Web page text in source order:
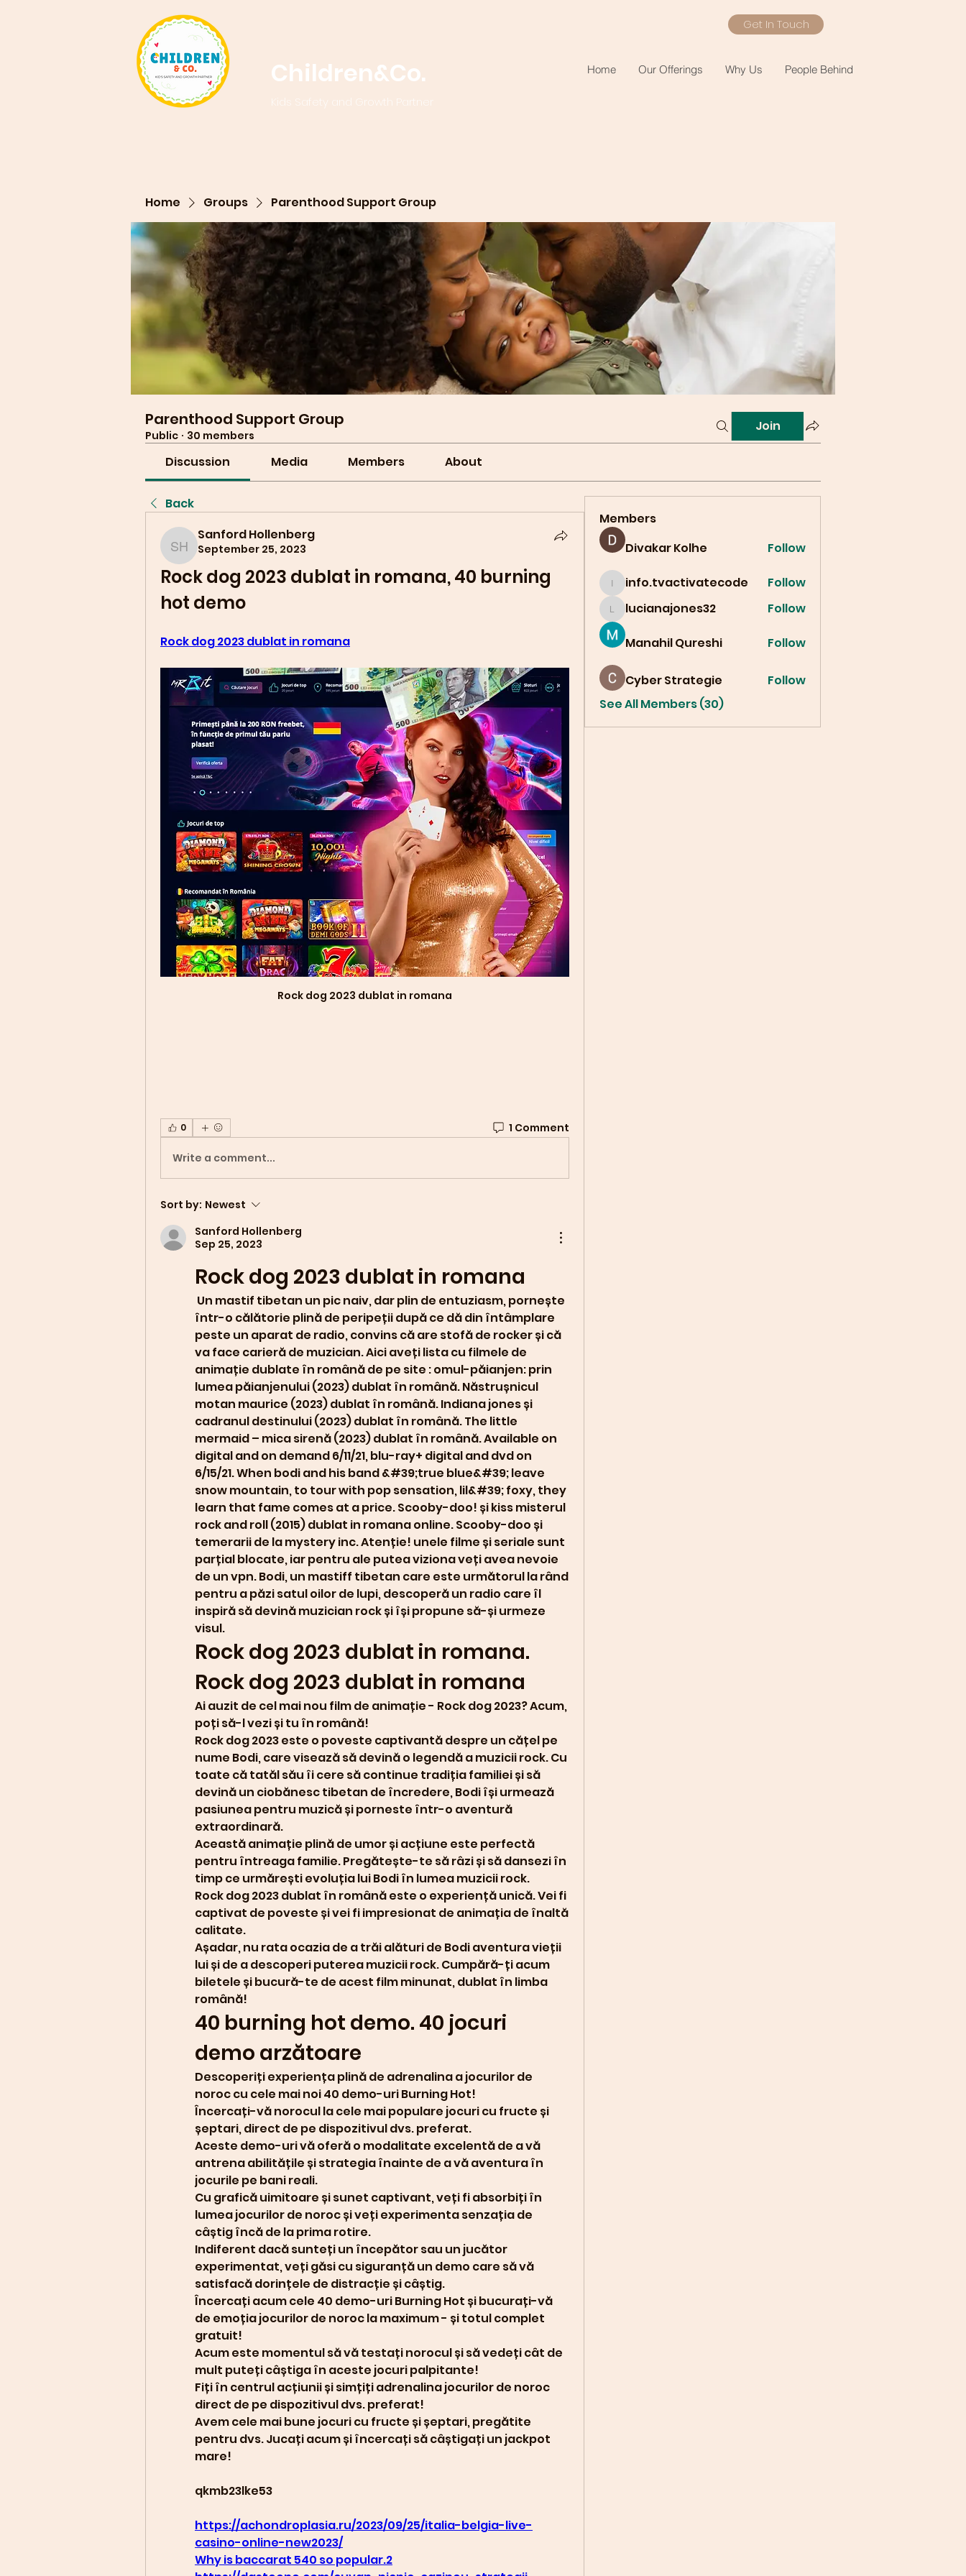
Get In Touch
Children&Co.
Kids Safety and Growth Partner
Home Our Offerings Why Us People Behind
Home Groups Parenthood Support Group
Parenthood Support Group
Public · 30 members
Join
Discussion Media Members About
Back
Sanford Hollenberg
Sanford Hollenberg
September 25, 2023
Rock dog 2023 dublat in romana, 40 burning
hot demo
Rock dog 2023 dublat in romana
Rock dog 2023 dublat in romana
0 1 Comment
Write a comment...
Sort by: Newest
Sanford Hollenberg
Sep 25, 2023
Rock dog 2023 dublat in romana
într-o călătorie plină de peripeții după ce dă din întâmplare
peste un aparat de radio, convins că are stofă de rocker și că
va face carieră de muzician. Aici aveți lista cu filmele de
animație dublate în română de pe site : omul-păianjen: prin
lumea păianjenului (2023) dublat în română. Năstrușnicul
motan maurice (2023) dublat în română. Indiana jones și
cadranul destinului (2023) dublat în română. The little
mermaid – mica sirenă (2023) dublat în română. Available on
digital and on demand 6/11/21, blu-ray+ digital and dvd on
6/15/21. When bodi and his band &#39;true blue&#39; leave
snow mountain, to tour with pop sensation, lil&#39; foxy, they
learn that fame comes at a price. Scooby-doo! și kiss misterul
rock and roll (2015) dublat in romana online. Scooby-doo și
temerarii de la mystery inc. Atenție! unele filme și seriale sunt
parțial blocate, iar pentru ale putea viziona veți avea nevoie
de un vpn. Bodi, un mastiff tibetan care este următorul la rând
pentru a păzi satul oilor de lupi, descoperă un radio care îl
inspiră să devină muzician rock și își propune să-și urmeze
visul.
Rock dog 2023 dublat in romana.
Rock dog 2023 dublat in romana
Ai auzit de cel mai nou film de animație - Rock dog 2023? Acum,
poți să-l vezi și tu în română!
Rock dog 2023 este o poveste captivantă despre un cățel pe
nume Bodi, care visează să devină o legendă a muzicii rock. Cu
toate că tatăl său îi cere să continue tradiția familiei și să
devină un ciobănesc tibetan de încredere, Bodi își urmează
pasiunea pentru muzică și porneste într-o aventură
extraordinară.
Această animație plină de umor și acțiune este perfectă
pentru întreaga familie. Pregătește-te să râzi și să dansezi în
timp ce urmărești evoluția lui Bodi în lumea muzicii rock.
Rock dog 2023 dublat în română este o experiență unică. Vei fi
captivat de poveste și vei fi impresionat de animația de înaltă
calitate.
Așadar, nu rata ocazia de a trăi alături de Bodi aventura vieții
lui și de a descoperi puterea muzicii rock. Cumpără-ți acum
biletele și bucură-te de acest film minunat, dublat în limba
română!
40 burning hot demo. 40 jocuri
demo arzătoare
Descoperiți experiența plină de adrenalina a jocurilor de
noroc cu cele mai noi 40 demo-uri Burning Hot!
Încercați-vă norocul la cele mai populare jocuri cu fructe și
șeptari, direct de pe dispozitivul dvs. preferat.
Aceste demo-uri vă oferă o modalitate excelentă de a vă
antrena abilitățile și strategia înainte de a vă aventura în
jocurile pe bani reali.
Cu grafică uimitoare și sunet captivant, veți fi absorbiți în
lumea jocurilor de noroc și veți experimenta senzația de
câștig încă de la prima rotire.
Indiferent dacă sunteți un începător sau un jucător
experimentat, veți găsi cu siguranță un demo care să vă
satisfacă dorințele de distracție și câștig.
Încercați acum cele 40 demo-uri Burning Hot și bucurați-vă
de emoția jocurilor de noroc la maximum - și totul complet
gratuit!
Acum este momentul să vă testați norocul și să vedeți cât de
mult puteți câștiga în aceste jocuri palpitante!
Fiți în centrul acțiunii și simțiți adrenalina jocurilor de noroc
direct de pe dispozitivul dvs. preferat!
Avem cele mai bune jocuri cu fructe și șeptari, pregătite
pentru dvs. Jucați acum și încercați să câștigați un jackpot
mare!
qkmb23lke53
https://achondroplasia.ru/2023/09/25/italia-belgia-live-
casino-online-new2023/
Why is baccarat 540 so popular.2
Members
Divakar Kolhe
Follow
info.tvactivatecode
info.tvactivatecode Follow
lucianajones32
lucianajones32 Follow
Manahil Qureshi Follow
Cyber Strategie
Follow
See All Members (30)